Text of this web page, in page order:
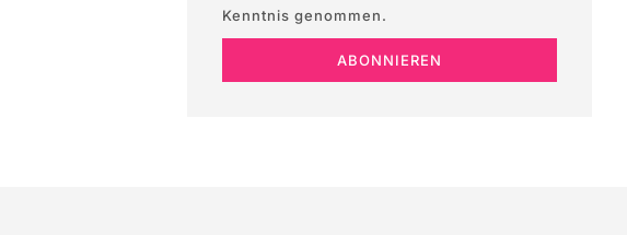
Kenntnis genommen.
ABONNIEREN